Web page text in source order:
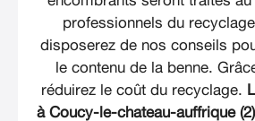
professionnels du
disposerez de nos conseils
le contenu de la benne.
réduirez le coût du recyclage.
à Coucy-le-chateau-auffrique (2)